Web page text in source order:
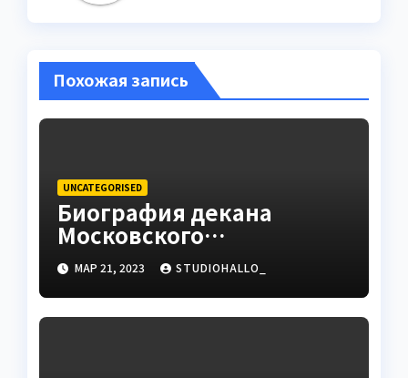
Похожая запись
UNCATEGORISED
Биография декана
Московского
государственного
университета Андрея
Сидорова — от студента
до руководителя
МАР 21, 2023 STUDIOHALLO_